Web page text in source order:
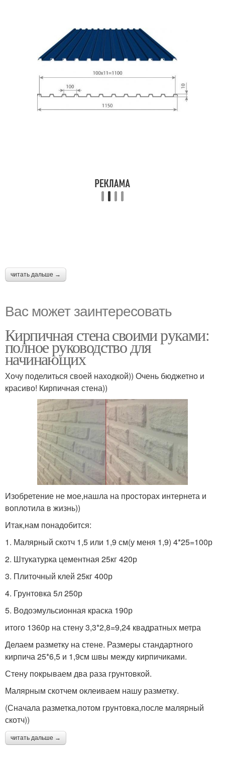
читать дальше →
Вас может заинтересовать
Кирпичная стена своими руками:
полное руководство для
начинающих
Хочу поделиться своей находкой)) Очень бюджетно и
красиво! Кирпичная стена))
Изобретение не мое,нашла на просторах интернета и
воплотила в жизнь))
Итак,нам понадобится:
1. Малярный скотч 1,5 или 1,9 см(у меня 1,9) 4*25=100р
2. Штукатурка цементная 25кг 420р
3. Плиточный клей 25кг 400р
4. Грунтовка 5л 250р
5. Водоэмульсионная краска 190р
итого 1360р на стену 3,3*2,8=9,24 квадратных метра
Делаем разметку на стене. Размеры стандартного
кирпича 25*6,5 и 1,9см швы между кирпичиками.
Стену покрываем два раза грунтовкой.
Малярным скотчем оклеиваем нашу разметку.
(Сначала разметка,потом грунтовка,после малярный
скотч))
читать дальше →